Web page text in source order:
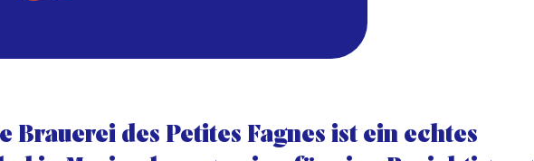
Brauerei des Petites Fagnes ist ein echtes